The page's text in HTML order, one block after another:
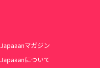
Japaaanマガジン
Japaaanについて